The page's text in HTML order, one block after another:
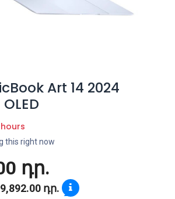
Art 14 2024
this right now
դր.
դր.